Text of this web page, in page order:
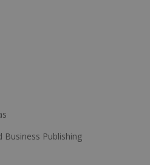
Business Publishing